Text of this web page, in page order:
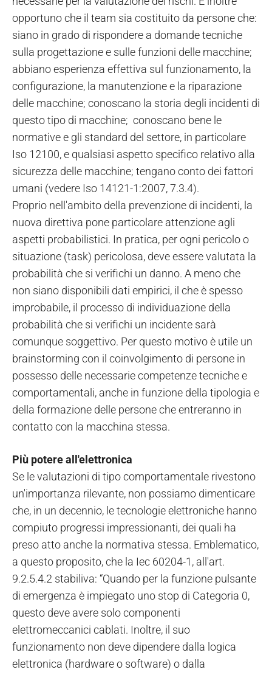
opportuno che il team sia costituito da persone che:
siano in grado di rispondere a domande tecniche
sulla progettazione e sulle funzioni delle macchine;
abbiano esperienza effettiva sul funzionamento, la
configurazione, la manutenzione e la riparazione
delle macchine; conoscano la storia degli incidenti di
questo tipo di macchine; conoscano bene le
normative e gli standard del settore, in particolare
Iso 12100, e qualsiasi aspetto specifico relativo alla
sicurezza delle macchine; tengano conto dei fattori
umani (vedere Iso 14121-1:2007, 7.3.4).
Proprio nell'ambito della prevenzione di incidenti, la
nuova direttiva pone particolare attenzione agli
aspetti probabilistici. In pratica, per ogni pericolo o
situazione (task) pericolosa, deve essere valutata la
probabilità che si verifichi un danno. A meno che
non siano disponibili dati empirici, il che è spesso
improbabile, il processo di individuazione della
probabilità che si verifichi un incidente sarà
comunque soggettivo. Per questo motivo è utile un
brainstorming con il coinvolgimento di persone in
possesso delle necessarie competenze tecniche e
comportamentali, anche in funzione della tipologia e
della formazione delle persone che entreranno in
contatto con la macchina stessa.
Più potere all'elettronica
Se le valutazioni di tipo comportamentale rivestono
un'importanza rilevante, non possiamo dimenticare
che, in un decennio, le tecnologie elettroniche hanno
compiuto progressi impressionanti, dei quali ha
preso atto anche la normativa stessa. Emblematico,
a questo proposito, che la Iec 60204-1, all'art.
9.2.5.4.2 stabiliva: “Quando per la funzione pulsante
di emergenza è impiegato uno stop di Categoria 0,
questo deve avere solo componenti
elettromeccanici cablati. Inoltre, il suo
funzionamento non deve dipendere dalla logica
elettronica (hardware o software) o dalla